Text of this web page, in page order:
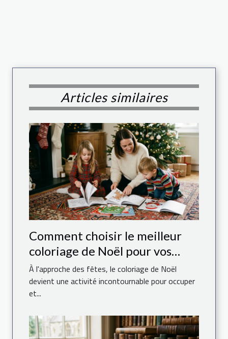
Articles similaires
Comment choisir le meilleur
coloriage de Noël pour vos
enfants ?
À l'approche des fêtes, le coloriage de Noël
devient une activité incontournable pour occuper
et...